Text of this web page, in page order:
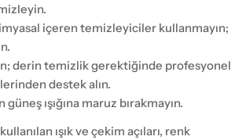
içeren temizleyiciler kullanmayın;
derin temizlik gerektiğinde profesyonel
destek alın.
ışığına maruz bırakmayın.
ışık ve çekim açıları, renk